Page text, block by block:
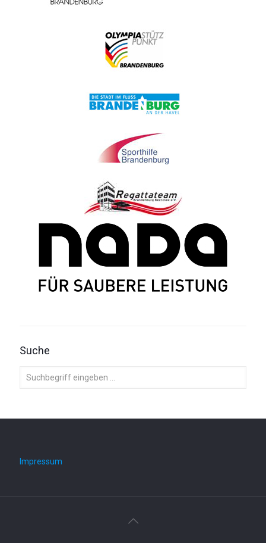
Suche
Impressum